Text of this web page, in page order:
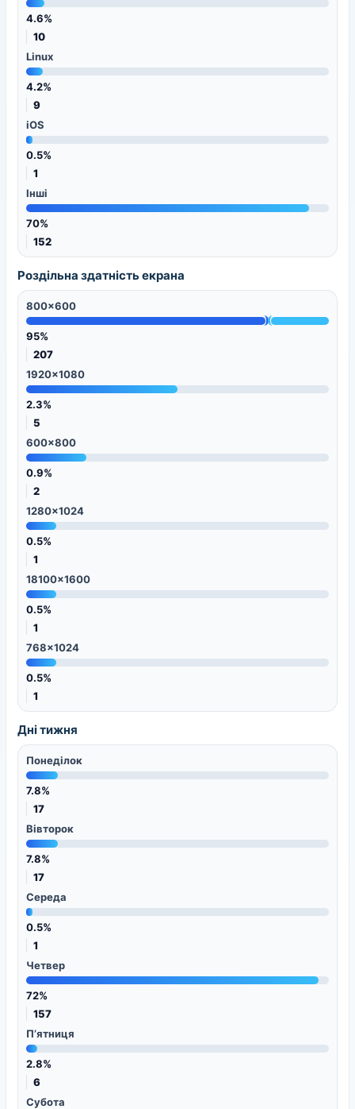
4.6%
10
Linux
4.2%
9
iOS
0.5%
1
Інші
70%
152
Роздільна здатність екрана
800x600
95%
207
1920x1080
2.3%
5
600x800
0.9%
2
1280x1024
0.5%
1
18100x1600
0.5%
1
768x1024
0.5%
1
Дні тижня
Понеділок
7.8%
17
Вівторок
7.8%
17
Середа
0.5%
1
Четвер
72%
157
П’ятниця
2.8%
6
Субота